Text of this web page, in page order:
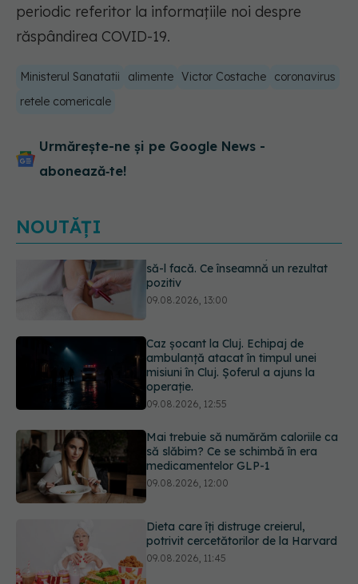
periodic referitor la informațiile noi despre
răspândirea COVID-19.
Ministerul Sanatatii alimente Victor Costache
coronavirus
retele comericale
Urmărește-ne și pe Google News -
abonează‑te!
NOUTĂȚI
Caz șocant la Cluj. Echipaj de
ambulanță atacat în timpul unei
09.08.2026, 12:55
Mai trebuie să numărăm caloriile ca
să slăbim? Ce se schimbă în era
medicamentelor GLP-1
Dieta care îți distruge creierul,
potrivit cercetătorilor de la Harvard
Cum folosești uleiul esențial de